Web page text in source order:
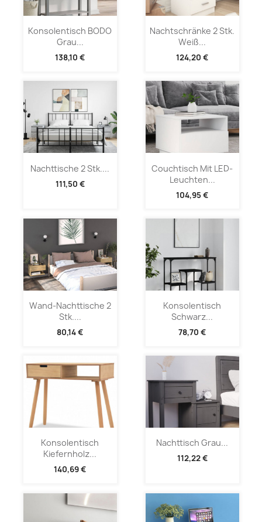
Konsolentisch BODO
Grau...
138,10 €
Nachtschränke 2 Stk.
Weiß...
124,20 €
Nachttische 2 Stk....
111,50 €
Couchtisch Mit LED-
Leuchten...
104,95 €
Wand-Nachttische 2
Stk....
80,14 €
Konsolentisch
Schwarz...
78,70 €
Konsolentisch
Kiefernholz...
140,69 €
Nachttisch Grau...
112,22 €